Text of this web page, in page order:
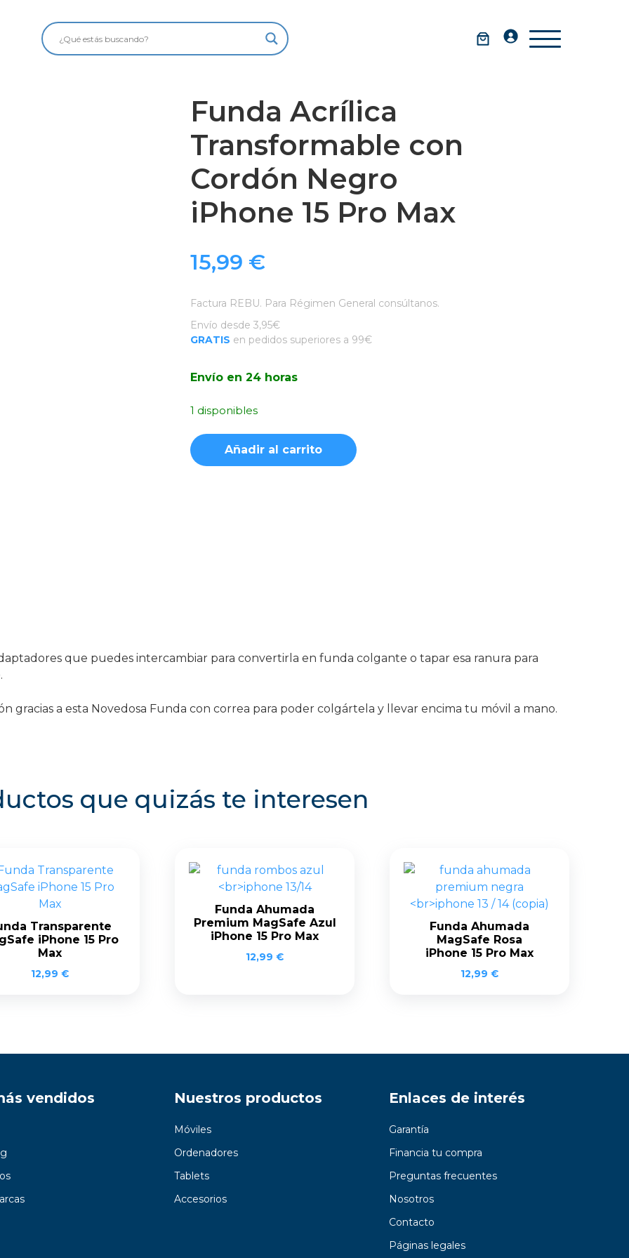
Funda Acrílica
Transformable con
Cordón Negro
iPhone 15 Pro Max
15,99 €
Factura REBU. Para Régimen General consúltanos.
Envío desde 3,95€
GRATIS en pedidos superiores a 99€
Envío en 24 horas
1 disponibles
Funda
Acrílica
Añadir al carrito
que puedes intercambiar para convertirla en funda colgante o tapar esa ranura para
gracias a esta Novedosa Funda con correa para poder colgártela y llevar encima tu móvil a mano.
que quizás te interesen
Transparente
iPhone 15 Pro
Max
12,99 €
Funda Ahumada
Premium MagSafe Azul
iPhone 15 Pro Max
12,99 €
Funda Ahumada
MagSafe Rosa
iPhone 15 Pro Max
12,99 €
vendidos Nuestros productos
Móviles
Ordenadores
Tablets
Accesorios
Enlaces de interés
Garantía
Financia tu compra
Preguntas frecuentes
Nosotros
Contacto
Páginas legales